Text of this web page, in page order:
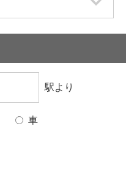
駅より
車